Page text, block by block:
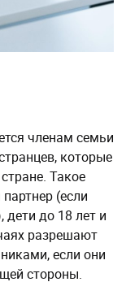
членам семьи
которые
Такое
(если
до 18 лет и
разрешают
если они
стороны.